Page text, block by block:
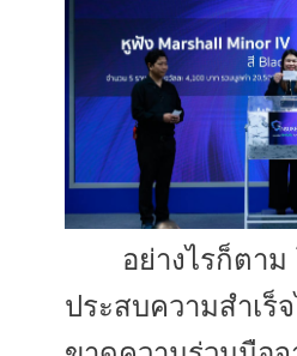
อย่างไรก็ตาม
ประสบความสำเร็